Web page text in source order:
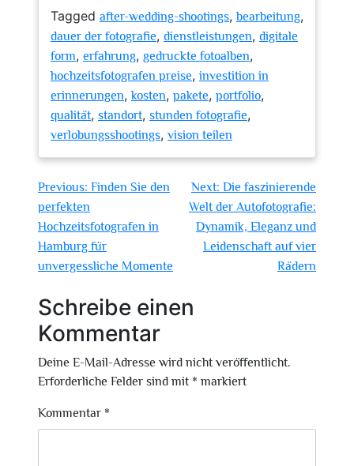
Tagged after-wedding-shootings,bearbeitung,
dauer der fotografie, dienstleistungen, digitale
form, erfahrung, gedruckte fotoalben,
hochzeitsfotografen preise, investition in
erinnerungen,kosten, pakete, portfolio,
qualität, standort, stunden fotografie,
verlobungsshootings, vision teilen
Beitragsnavigation
Previous: Finden Sie den
perfekten
Hochzeitsfotografen in
Hamburg für
unvergessliche Momente
Next: Die faszinierende
Welt der Autofotografie:
Dynamik, Eleganz und
Leidenschaft auf vier
Rädern
Schreibe einen
Kommentar
Deine E-Mail-Adresse wird nicht veröffentlicht.
Erforderliche Felder sind mit * markiert
Kommentar *